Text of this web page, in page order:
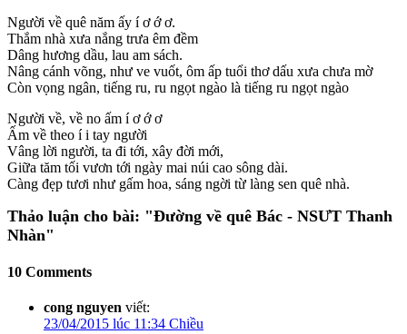
Người về quê năm ấy í ơ ớ ơ.
Thắm nhà xưa nắng trưa êm đềm
Dâng hương dầu, lau am sách.
Nâng cánh võng, như ve vuốt, ôm ấp tuổi thơ dấu xưa chưa mờ
Còn vọng ngân, tiếng ru, ru ngọt ngào là tiếng ru ngọt ngào
Người về, về no ấm í ơ ớ ơ
Ấm về theo í i tay người
Vâng lời người, ta đi tới, xây đời mới,
Giữa tăm tối vươn tới ngày mai núi cao sông dài.
Càng đẹp tươi như gấm hoa, sáng ngời từ làng sen quê nhà.
Thảo luận cho bài: "Đường về quê Bác - NSƯT Thanh
Nhàn"
10 Comments
cong nguyen viết:
23/04/2015 lúc 11:34 Chiều